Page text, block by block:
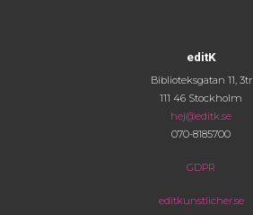
editK
Biblioteksgatan 11, 3tr
111 46 Stockholm
hej@editk.se
070-8185700
GDPR
editkunstlicher.se